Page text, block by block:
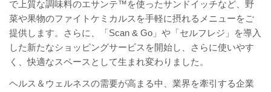
で上質な調味料のエサンテ™を使ったサンドイッチなど、野
菜や果物のファイトケミカルスを手軽に摂れるメニューをご
提供します。さらに、「Scan & Go」や「セルフレジ」を導入
した新たなショッピングサービスを開始し、さらに使いやす
く、快適なスペースとして生まれ変わりました。
ヘルス＆ウェルネスの需要が高まる中、業界を牽引する企業